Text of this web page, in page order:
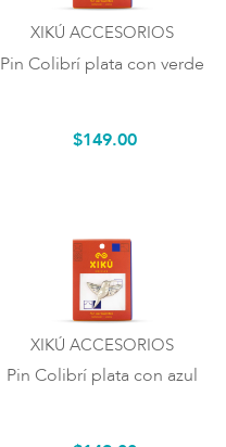
XIKÚ ACCESORIOS
Pin Colibrí plata con verde
$149.00
XIKÚ ACCESORIOS
Pin Colibrí plata con azul